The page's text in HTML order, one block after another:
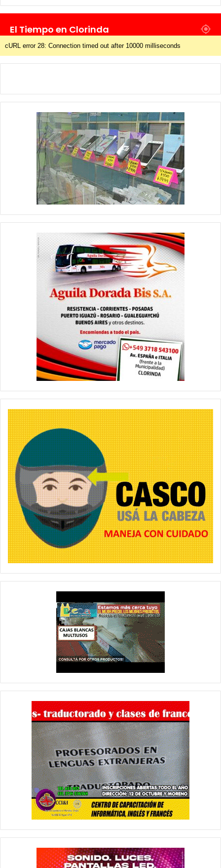
El Tiempo en Clorinda
cURL error 28: Connection timed out after 10000 milliseconds